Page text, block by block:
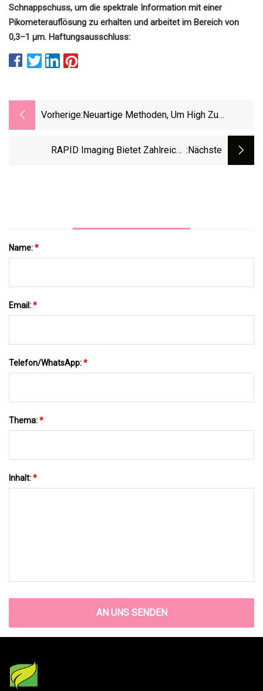
Schnappschuss, um die spektrale Information mit einer
Pikometerauflösung zu erhalten und arbeitet im Bereich von
0,3–1 μm. Haftungsausschluss:
Vorherige: Neuartige Methoden, Um High Zu
RAPID Imaging Bietet Zahlreiche :nächste
Name:*
Email:*
Telefon/WhatsApp:*
Thema:*
Inhalt:*
AN UNS SENDEN